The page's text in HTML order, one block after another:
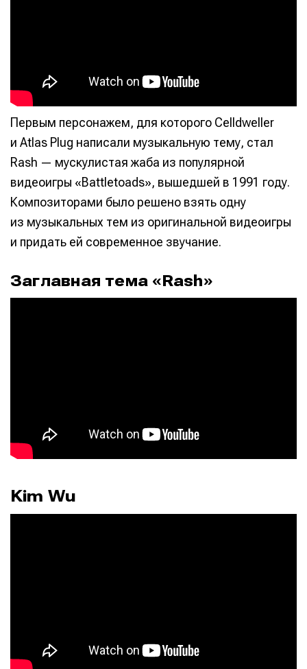
Первым персонажем, для которого Celldweller
и Atlas Plug написали музыкальную тему, стал
Rash — мускулистая жаба из популярной
видеоигры «Battletoads», вышедшей в 1991 году.
Композиторами было решено взять одну
из музыкальных тем из оригинальной видеоигры
и придать ей современное звучание.
Заглавная тема «Rash»
Kim Wu